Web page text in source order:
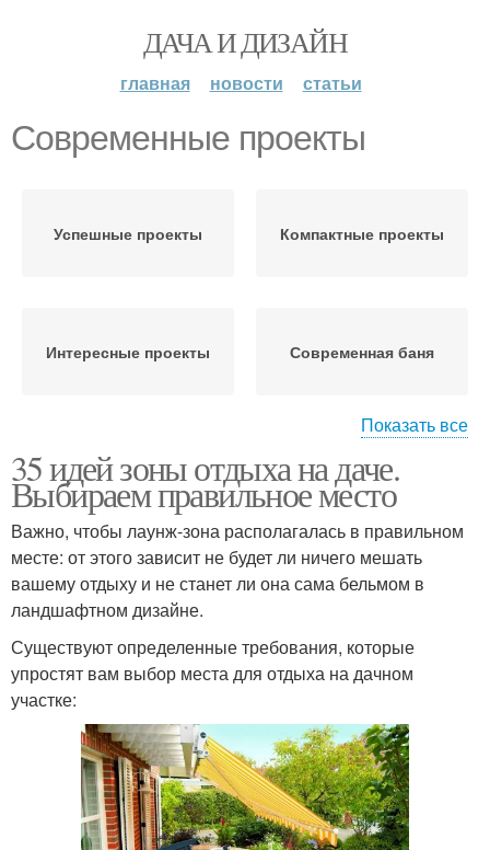
ДАЧА И ДИЗАЙН
главная новости статьи
Современные проекты
Успешные проекты Компактные проекты
Интересные проекты Современная баня
Проекты на общем
фундаменте
Показать все
35 идей зоны отдыха на даче.
Выбираем правильное место
Важно, чтобы лаунж-зона располагалась в правильном
месте: от этого зависит не будет ли ничего мешать
вашему отдыху и не станет ли она сама бельмом в
ландшафтном дизайне.
Существуют определенные требования, которые
упростят вам выбор места для отдыха на дачном
участке: